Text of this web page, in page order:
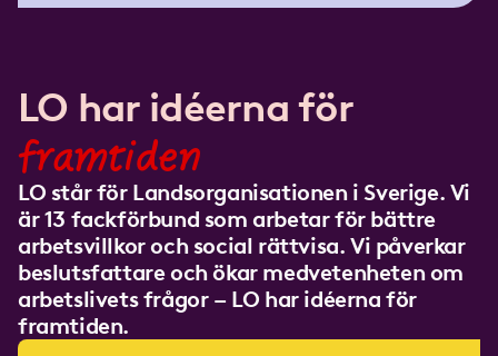
LO har idéerna för
framtiden
LO står för Landsorganisationen i Sverige. Vi
är 13 fackförbund som arbetar för bättre
arbetsvillkor och social rättvisa. Vi påverkar
beslutsfattare och ökar medvetenheten om
arbetslivets frågor – LO har idéerna för
framtiden.